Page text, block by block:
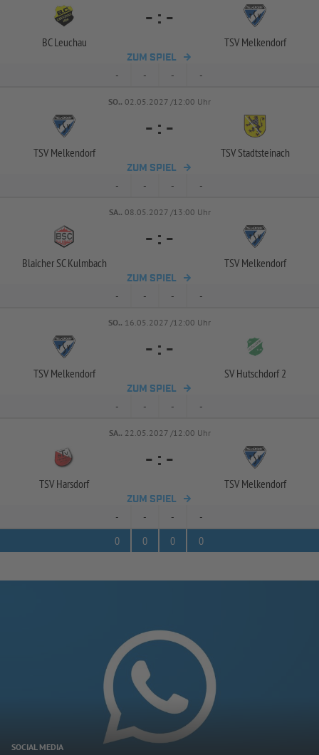
BC Leuchau
- : -
TSV Melkendorf
ZUM SPIEL
- - - -
SO.. 02.05.2027 /12:00 Uhr
TSV Melkendorf
- : -
TSV Stadtsteinach
ZUM SPIEL
- - - -
SA.. 08.05.2027 /13:00 Uhr
Blaicher SC Kulmbach
- : -
TSV Melkendorf
ZUM SPIEL
- - - -
SO.. 16.05.2027 /12:00 Uhr
TSV Melkendorf
- : -
SV Hutschdorf 2
ZUM SPIEL
- - - -
SA.. 22.05.2027 /12:00 Uhr
TSV Harsdorf
- : -
TSV Melkendorf
ZUM SPIEL
- - -
-
0
0 0 0
SOCIAL MEDIA